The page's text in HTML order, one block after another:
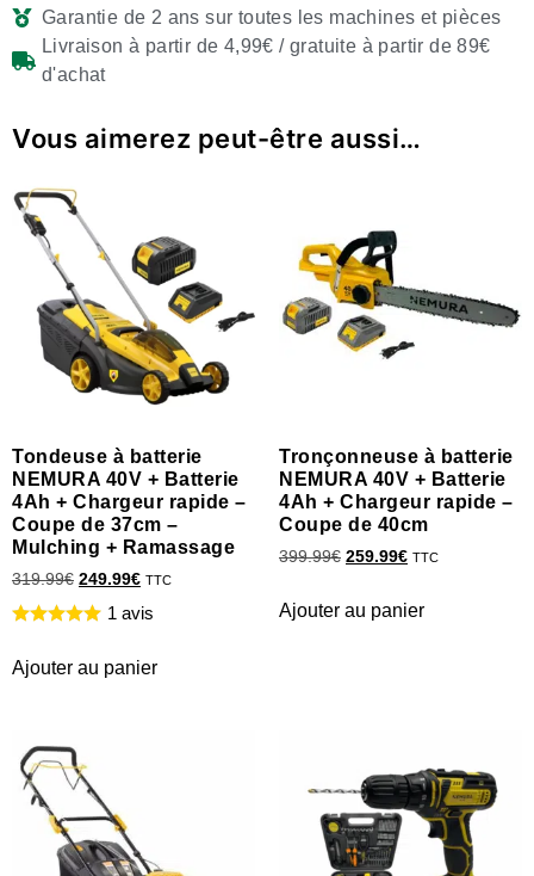
Garantie de 2 ans sur toutes les machines et pièces
Livraison à partir de 4,99€ / gratuite à partir de 89€
d'achat
Vous aimerez peut-être aussi…
Tondeuse à batterie
NEMURA 40V + Batterie
4Ah + Chargeur rapide –
Coupe de 37cm –
Mulching + Ramassage
319.99€ 249.99€ TTC
1 avis
Ajouter au panier
Tronçonneuse à batterie
NEMURA 40V + Batterie
4Ah + Chargeur rapide –
Coupe de 40cm
399.99€ 259.99€ TTC
Ajouter au panier